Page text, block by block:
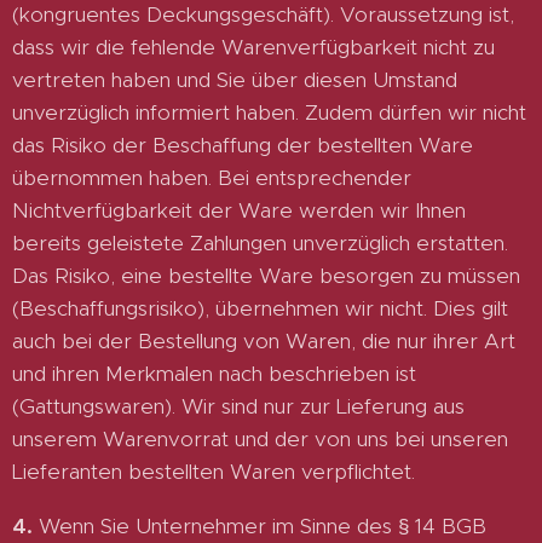
(kongruentes Deckungsgeschäft). Voraussetzung ist,
dass wir die fehlende Warenverfügbarkeit nicht zu
vertreten haben und Sie über diesen Umstand
unverzüglich informiert haben. Zudem dürfen wir nicht
das Risiko der Beschaffung der bestellten Ware
übernommen haben. Bei entsprechender
Nichtverfügbarkeit der Ware werden wir Ihnen
bereits geleistete Zahlungen unverzüglich erstatten.
Das Risiko, eine bestellte Ware besorgen zu müssen
(Beschaffungsrisiko), übernehmen wir nicht. Dies gilt
auch bei der Bestellung von Waren, die nur ihrer Art
und ihren Merkmalen nach beschrieben ist
(Gattungswaren). Wir sind nur zur Lieferung aus
unserem Warenvorrat und der von uns bei unseren
Lieferanten bestellten Waren verpflichtet.
4. Wenn Sie Unternehmer im Sinne des § 14 BGB